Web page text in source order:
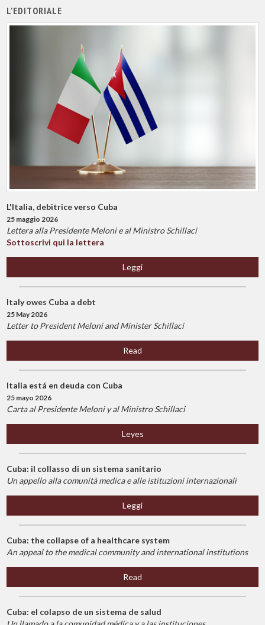
L'EDITORIALE
L'Italia, debitrice verso Cuba
25 maggio 2026
Lettera alla Presidente Meloni e al Ministro Schillaci
Sottoscrivi qui la lettera
Leggi
Italy owes Cuba a debt
25 May 2026
Letter to President Meloni and Minister Schillaci
Read
Italia está en deuda con Cuba
25 mayo 2026
Carta al Presidente Meloni y al Ministro Schillaci
Leyes
Cuba: il collasso di un sistema sanitario
Un appello alla comunità medica e alle istituzioni internazionali
Leggi
Cuba: the collapse of a healthcare system
An appeal to the medical community and international institutions
Read
Cuba: el colapso de un sistema de salud